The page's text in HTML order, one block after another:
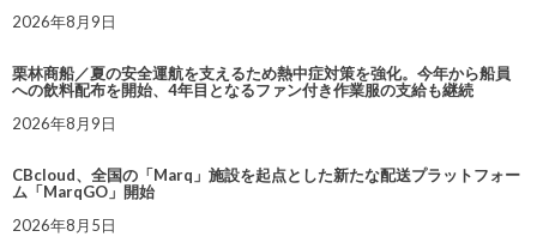
2026年8月9日
栗林商船／夏の安全運航を支えるため熱中症対策を強化。今年から船員
への飲料配布を開始、4年目となるファン付き作業服の支給も継続
2026年8月9日
CBcloud、全国の「Marq」施設を起点とした新たな配送プラットフォー
ム「MarqGO」開始
2026年8月5日